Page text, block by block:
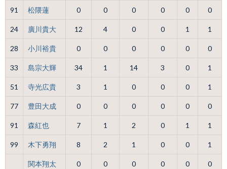
91 松隈蓮 0 0 0 0 0 0
24 廣川貴大 12 4 0 0 1 1
28 小川裕貴 0 0 0 0 0 0
33 島宗大輝 34 1 14 3 0 1
51 寺光広貴 3 1 0 0 0 1
77 豊田大成 0 0 0 0 0 0
91 森紅也 7 1 2 0 1 1
99 木下勇翔 8 2 1 0 0 1
関本翔太 0 0 0 0 0 0